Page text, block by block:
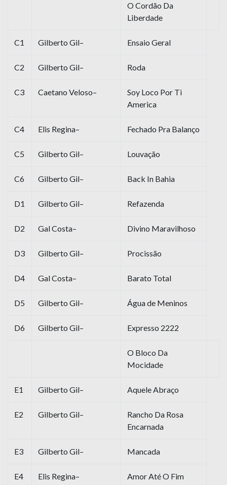
O Cordão Da
Liberdade
C1 Gilberto Gil– Ensaio Geral
C2 Gilberto Gil– Roda
C3 Caetano Veloso–
Soy Loco Por Ti
America
C4 Elis Regina– Fechado Pra Balanço
C5 Gilberto Gil– Louvação
C6 Gilberto Gil– Back In Bahia
D1 Gilberto Gil– Refazenda
D2 Gal Costa– Divino Maravilhoso
D3 Gilberto Gil– Procissão
D4 Gal Costa– Barato Total
D5 Gilberto Gil– Água de Meninos
D6 Gilberto Gil– Expresso 2222
O Bloco Da
Mocidade
E1 Gilberto Gil– Aquele Abraço
E2 Gilberto Gil–
Rancho Da Rosa
Encarnada
E3 Gilberto Gil– Mancada
E4 Elis Regina– Amor Até O Fim